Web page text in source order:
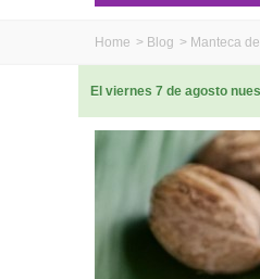
Home > Blog > Manteca
El viernes 7 de agosto